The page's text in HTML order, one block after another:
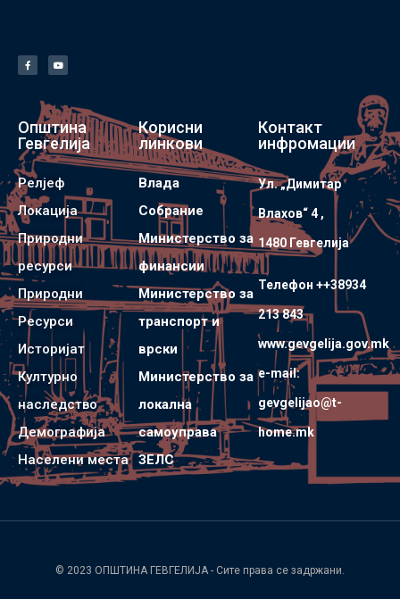
Општина
Гевгелија
Релјеф
Локација
Природни
ресурси
Природни
Ресурси
Историјат
Културно
наследство
Демографија
Населени места
Корисни
линкови
Влада
Собрание
Министерство за
финансии
Министерство за
транспорт и
врски
Министерство за
локална
самоуправа
ЗЕЛС
Контакт
инфромации
Ул. „Димитар
Влахов“ 4 ,
1480 Гевгелијa
Телефон ++38934
213 843
www.gevgelija.gov.mk
e-mail:
gevgelijao@t-
home.mk
© 2023 ОПШТИНА ГЕВГЕЛИЈА - Сите права се задржани.